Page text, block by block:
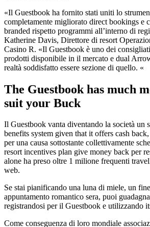
«Il Guestbook ha fornito stati uniti lo
completamente migliorato direct bookings e
branded rispetto programmi all’interno di
Katherine Davis, Direttore di resort
Casino R. «Il Guestbook è uno dei
prodotti disponibile in il mercato e dual
realtà soddisfatto essere sezione di quello. «
The Guestbook has much
suit your Buck
Il Guestbook vanta diventando la società un
benefits system given that it offers cash
per una causa sottostante collettivamente
resort incentives plan give money back per
alone ha preso oltre 1 milione frequenti
web.
Se stai pianificando una luna di miele, un
appuntamento romantico sera, puoi
registrandosi per il Guestbook e utilizzando
Come conseguenza di loro mondiale